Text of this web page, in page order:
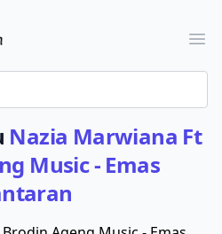
Nazia Marwiana Ft
Music - Emas